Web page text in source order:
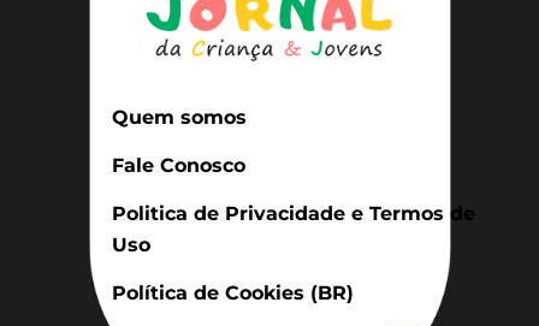
Quem somos
Fale Conosco
Politica de Privacidade e Termos de
Uso
Política de Cookies (BR)